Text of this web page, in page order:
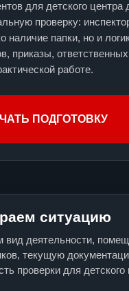
для детского центра
проверку:
наличие папки, но и
приказы, ответственных
работе.
ПОДГОТОВКУ
ситуацию
вид деятельности,
текущую
проверки для детского